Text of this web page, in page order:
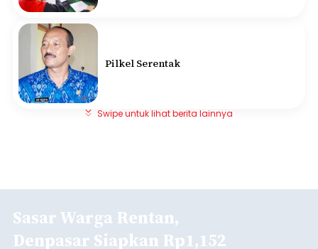
Pilkel Serentak
Swipe untuk lihat berita lainnya
Sasar Warga Rentan,
Denpasar Siapkan Rp1,152